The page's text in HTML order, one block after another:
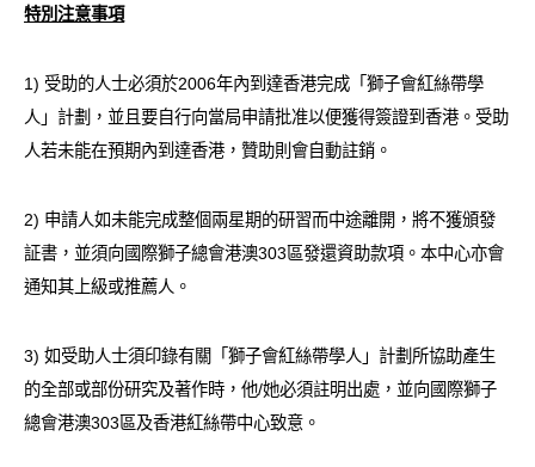
特別注意事項
1) 受助的人士必須於2006年內到達香港完成「獅子會紅絲帶學
人」計劃，並且要自行向當局申請批准以便獲得簽證到香港。受助
人若未能在預期內到達香港，贊助則會自動註銷。
2) 申請人如未能完成整個兩星期的研習而中途離開，將不獲頒發
証書，並須向國際獅子總會港澳303區發還資助款項。本中心亦會
通知其上級或推薦人。
3) 如受助人士須印錄有關「獅子會紅絲帶學人」計劃所協助產生
的全部或部份研究及著作時，他/她必須註明出處，並向國際獅子
總會港澳303區及香港紅絲帶中心致意。